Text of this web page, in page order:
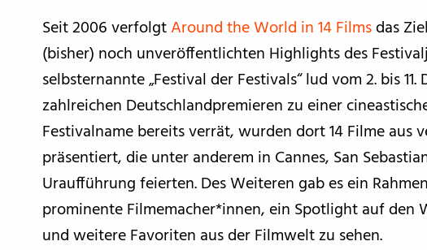
Seit 2006 verfolgtAround the World in 14 Filmsdas
(bisher) noch unveröffentlichten Highlights des
selbsternannte „Festival der Festivals“ lud vom 2. bis
zahlreichen Deutschlandpremieren zu einer
Festivalname bereits verrät, wurden dort 14 Filme aus
präsentiert, die unter anderem in Cannes, San
Uraufführung feierten. Des Weiteren gab es ein
prominente Filmemacher*innen, ein Spotlight auf den
und weitere Favoriten aus der Filmwelt zu sehen.